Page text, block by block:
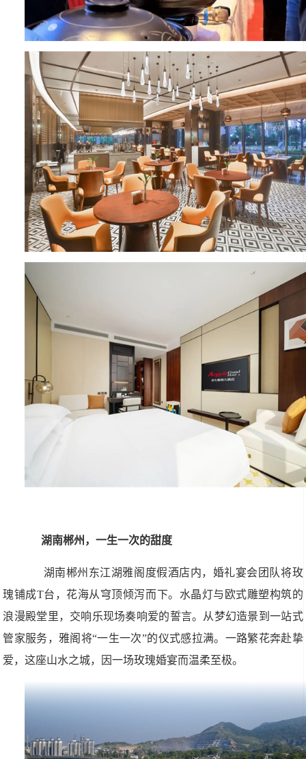
湖南郴州，一生一次的甜度
湖南郴州东江湖雅阁度假酒店内，婚礼宴会团队将玫
瑰铺成T台，花海从穹顶倾泻而下。水晶灯与欧式雕塑构筑的
浪漫殿堂里，交响乐现场奏响爱的誓言。从梦幻造景到一站式
管家服务，雅阁将“一生一次”的仪式感拉满。一路繁花奔赴挚
爱，这座山水之城，因一场玫瑰婚宴而温柔至极。